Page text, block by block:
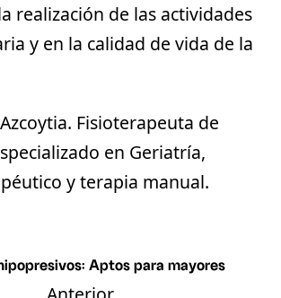
realización de las actividades
y en la calidad de vida de la
Fisioterapeuta de
en Geriatría,
y terapia manual.
Aptos para mayores